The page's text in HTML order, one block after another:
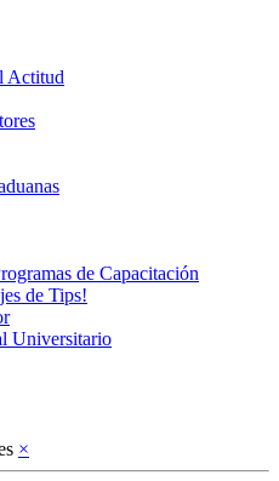
Actitud
de Capacitación
de Tips!
Universitario
×